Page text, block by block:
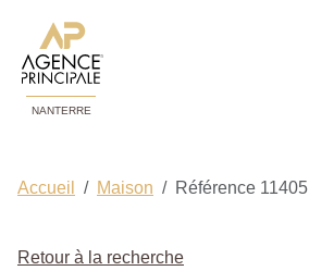
NANTERRE
Accueil Maison Référence 11405
Retour à la recherche